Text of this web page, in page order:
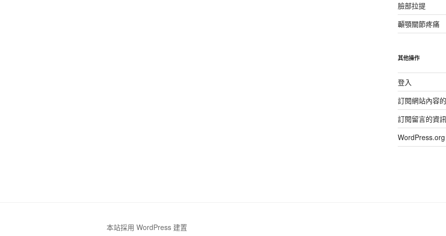
臉部拉提
顳顎關節疼痛
其他操作
登入
訂閱網站內容
訂閱留言的資
本站採用 WordPress 建置